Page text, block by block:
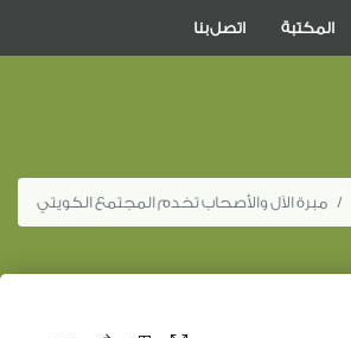
المكتبة اتصل بنا
مبرة الآل والأصحاب تخدم المجتمع الكويتي